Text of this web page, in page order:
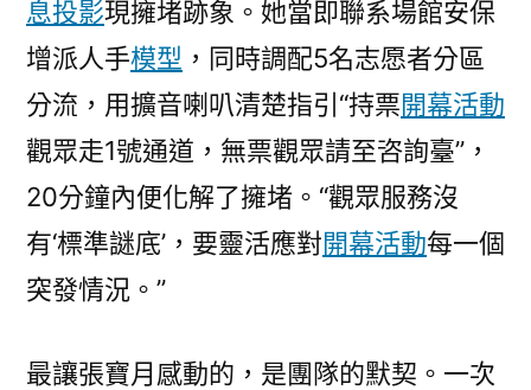
息投影現擁堵跡象。她當即聯系場館安保
增派人手模型 ，同時調配5名志愿者分區
分流，用擴音喇叭清楚指引“持票開幕活動
觀眾走1號通道，無票觀眾請至咨詢臺”，
20分鐘內便化解了擁堵。“觀眾服務沒
有‘標準謎底’，要靈活應對開幕活動每一個
突發情況。”
最讓張寶月感動的，是團隊的默契。一次